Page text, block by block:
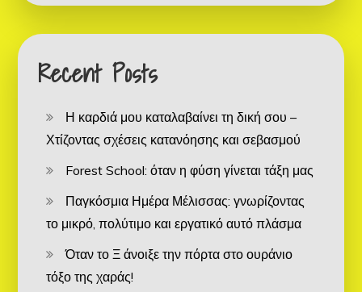
Recent Posts
Η καρδιά μου καταλαβαίνει τη δική σου –
Χτίζοντας σχέσεις κατανόησης και σεβασμού
Forest School: όταν η φύση γίνεται τάξη μας
Παγκόσμια Ημέρα Μέλισσας: γνωρίζοντας
το μικρό, πολύτιμο και εργατικό αυτό πλάσμα
Όταν το Ξ άνοιξε την πόρτα στο ουράνιο
τόξο της χαράς!